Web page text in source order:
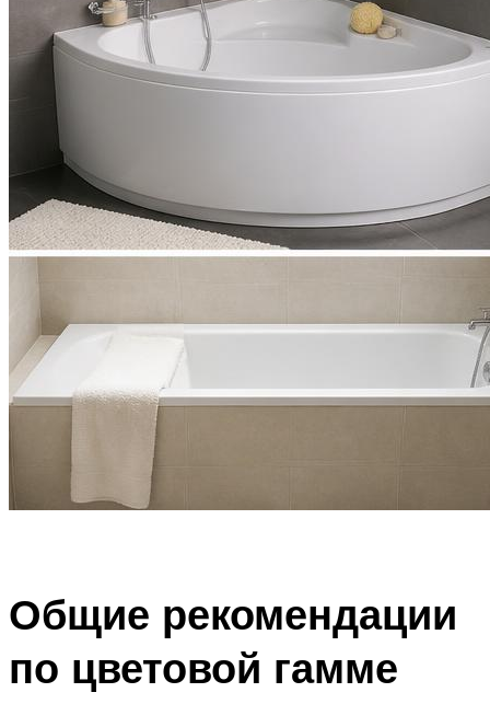
Общие рекомендации
по цветовой гамме